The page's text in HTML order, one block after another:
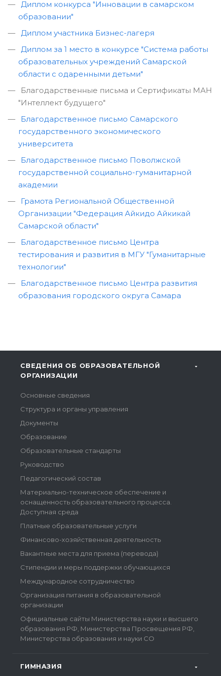
Диплом конкурса "Инновации в самарском
образовании"
Диплом участника Бизнес-лагеря
Диплом за 1 место в конкурсе "Система работы
образовательных учреждений Самарской
области с одаренными детьми"
Благодарственные письма и Сертификаты МАН
"Интеллект будущего"
Благодарственное письмо Самарского
государственного экономического
университета
Благодарственное письмо Поволжской
государственной социально-гуманитарной
академии
Грамота Региональной Общественной
Организации "Федерация Айкидо Айкикай
Самарской области"
Благодарственное письмо Центра
тестирования и развития в МГУ "Гуманитарные
технологии"
Благодарственное письмо Центра развития
образования городского округа Самара
СВЕДЕНИЯ ОБ ОБРАЗОВАТЕЛЬНОЙ
ОРГАНИЗАЦИИ
Основные сведения
Структура и органы управления
Документы
Образование
Образовательные стандарты
Руководство
Педагогический состав
Материально-техническое обеспечение и
оснащенность образовательного процесса.
Доступная среда
Платные образовательные услуги
Финансово-хозяйственная деятельность
Вакантные места для приема (перевода)
Стипендии и меры поддержки обучающихся
Международное сотрудничество
Организация питания в образовательной
организации
Официальные сайты Министерства науки и высшего
образования РФ, Министерства Просвещения РФ,
Министерства образования и науки СО
ГИМНАЗИЯ